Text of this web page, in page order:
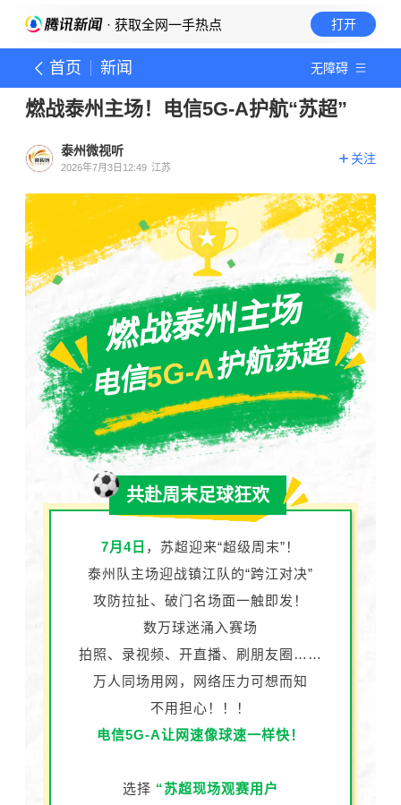
· 获取全网一手热点 打开
首页 新闻 无障碍
燃战泰州主场！电信5G-A护航“苏超”
泰州微视听
2026年7月3日12:49 江苏
关注
燃战泰州主场
电信5G-A护航苏超
共赴周末足球狂欢
7月4日 ，苏超迎来“超级周末”！
泰州队主场迎战镇江队的“跨江对决”
攻防拉扯、破门名场面一触即发！
数万球迷涌入赛场
拍照、录视频、开直播、刷朋友圈……
万人同场用网，网络压力可想而知
不用担心！！！
电信5G-A让网速像球速一样快！
选择 “苏超现场观赛用户